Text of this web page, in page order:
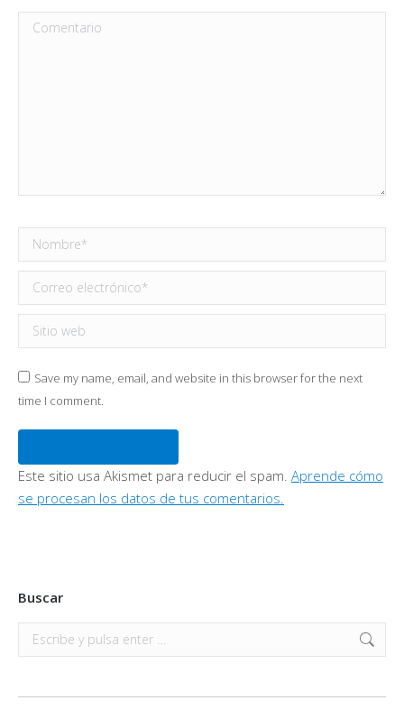
Comentario
Nombre *
Correo electrónico *
Sitio web
Save my name, email, and website in this browser for the next
time I comment.
Este sitio usa Akismet para reducir el spam. Aprende cómo
se procesan los datos de tus comentarios.
Buscar
Buscar: